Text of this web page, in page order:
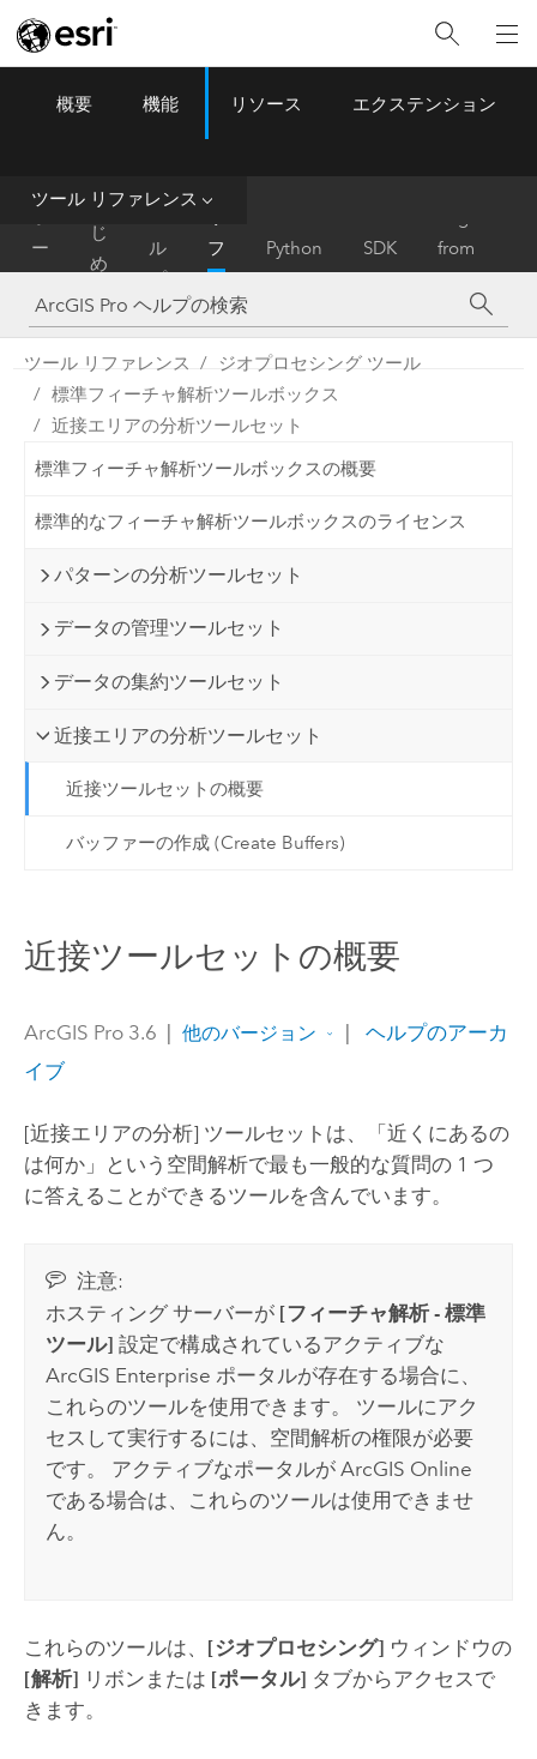
ArcGIS Pro Menu
概要 機能 リソース エクステンション
ツール リファレンス
ー
ム
は
じ
め
に
ル
プ
フ
ァ
レ
ン
ス
Python SDK
from
ArcMap
ツール リファレンス
ジオプロセシング ツール
標準フィーチャ解析ツールボックス
近接エリアの分析ツールセット
標準フィーチャ解析ツールボックスの概要
標準的なフィーチャ解析ツールボックスのライセンス
パターンの分析ツールセット
データの管理ツールセット
データの集約ツールセット
近接エリアの分析ツールセット
近接ツールセットの概要
バッファーの作成 (Create Buffers)
近接ツールセットの概要
ArcGIS Pro 3.6 | 他のバージョン |
ヘルプのアーカ
イブ
[近接エリアの分析] ツールセットは、「近くにあるの
は何か」という空間解析で最も一般的な質問の 1 つ
に答えることができるツールを含んでいます。
注意:
ホスティング サーバーが [フィーチャ解析 - 標準
ツール] 設定で構成されているアクティブな
ArcGIS Enterprise ポータルが存在する場合に、
これらのツールを使用できます。 ツールにアク
セスして実行するには、空間解析の権限が必要
です。 アクティブなポータルがArcGIS Online
である場合は、これらのツールは使用できませ
ん。
これらのツールは、 [ジオプロセシング] ウィンドウの
[解析] リボンまたは [ポータル] タブからアクセスで
きます。